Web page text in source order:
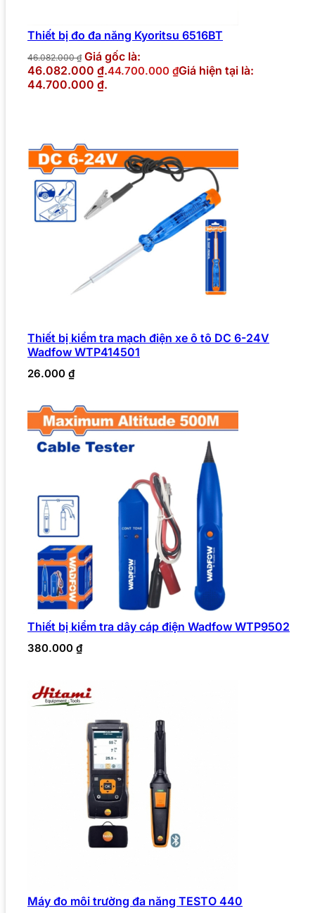
Thiết bị đo đa năng Kyoritsu 6516BT
46.082.000₫ Giá gốc là:
46.082.000 ₫.44.700.000 ₫Giá hiện tại là:
44.700.000 ₫.
Thiết bị kiểm tra mạch điện xe ô tô DC 6-24V
Wadfow WTP414501
26.000 ₫
Thiết bị kiểm tra dây cáp điện Wadfow WTP9502
380.000 ₫
Máy đo môi trường đa năng TESTO 440